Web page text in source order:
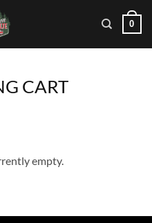
0
CART
empty.